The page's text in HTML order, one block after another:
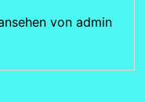
von admin